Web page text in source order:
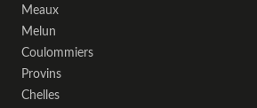
Meaux
Melun
Coulommiers
Provins
Chelles